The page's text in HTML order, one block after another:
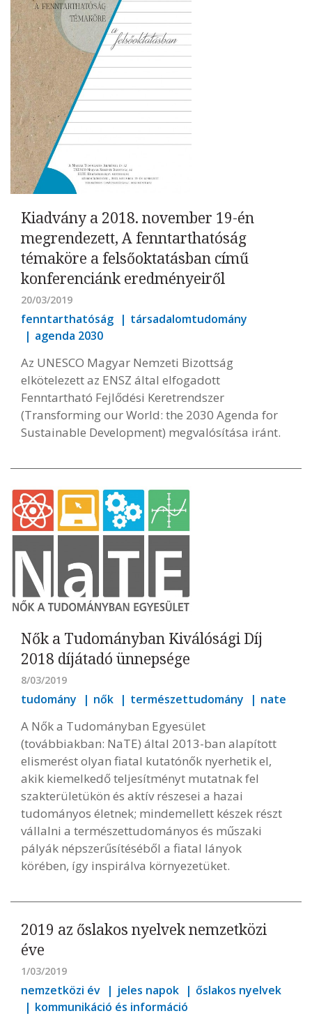
Kiadvány a 2018. november 19-én
megrendezett, A fenntarthatóság
témaköre a felsőoktatásban című
konferenciánk eredményeiről
20/03/2019
fenntarthatóság
társadalomtudomány
agenda 2030
Az UNESCO Magyar Nemzeti Bizottság
elkötelezett az ENSZ által elfogadott
Fenntartható Fejlődési Keretrendszer
(Transforming our World: the 2030 Agenda for
Sustainable Development) megvalósítása iránt.
Nők a Tudományban Kiválósági Díj
2018 díjátadó ünnepsége
8/03/2019
tudomány nők természettudomány nate
A Nők a Tudományban Egyesület
(továbbiakban: NaTE) által 2013-ban alapított
elismerést olyan fiatal kutatónők nyerhetik el,
akik kiemelkedő teljesítményt mutatnak fel
szakterületükön és aktív részesei a hazai
tudományos életnek; mindemellett készek részt
vállalni a természettudományos és műszaki
pályák népszerűsítéséből a fiatal lányok
körében, így inspirálva környezetüket.
2019 az őslakos nyelvek nemzetközi
éve
1/03/2019
nemzetközi év jeles napok
őslakos nyelvek
kommunikáció és információ